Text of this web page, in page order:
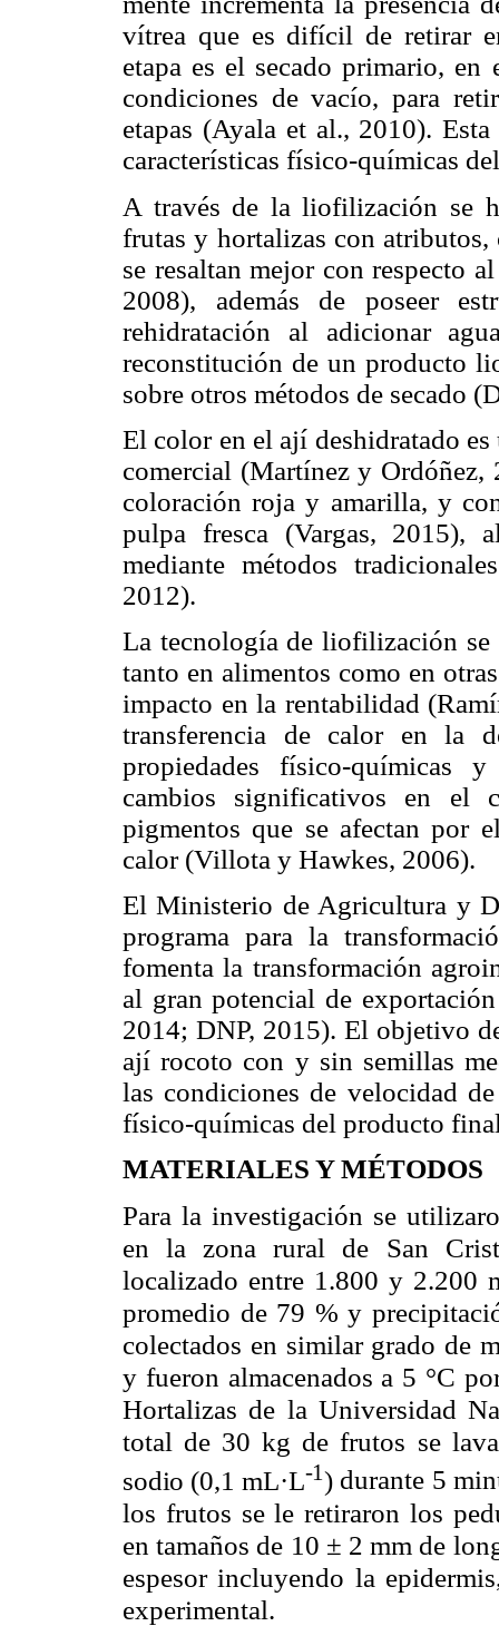
vítrea que es difícil de retirar
etapa es el secado primario,
condiciones de vacío, para
etapas (Ayala et al., 2010).
características físico-químicas
A través de la liofilización se
frutas y hortalizas con
se resaltan mejor con respecto
2008), además de poseer
rehidratación al adicionar
reconstitución de un producto
sobre otros métodos de secado
El color en el ají deshidratado
comercial (Martínez y
coloración roja y amarilla, y
pulpa fresca (Vargas, 2015),
mediante métodos
2012).
La tecnología de liofilización se
tanto en alimentos como en
impacto en la rentabilidad
transferencia de calor en la
propiedades físico-químicas
cambios significativos en el
pigmentos que se afectan por
calor (Villota y Hawkes, 2006).
El Ministerio de Agricultura y
programa para la
fomenta la transformación
al gran potencial de
2014; DNP, 2015). El objetivo
ají rocoto con y sin semillas
las condiciones de velocidad
físico-químicas del producto
MATERIALES Y MÉTODOS
Para la investigación se
en la zona rural de San
localizado entre 1.800 y 2.200
promedio de 79 % y
colectados en similar grado de
y fueron almacenados a 5 °C
Hortalizas de la Universidad
total de 30 kg de frutos se
sodio (0,1 mL·L-1) durante 5
los frutos se le retiraron los
en tamaños de 10 ± 2 mm de
espesor incluyendo la
experimental.